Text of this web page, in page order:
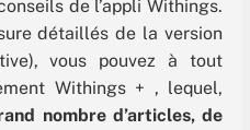
de l’appli Withings.
détaillés de la version
vous pouvez à tout
Withings + , lequel,
nombre d’articles, de